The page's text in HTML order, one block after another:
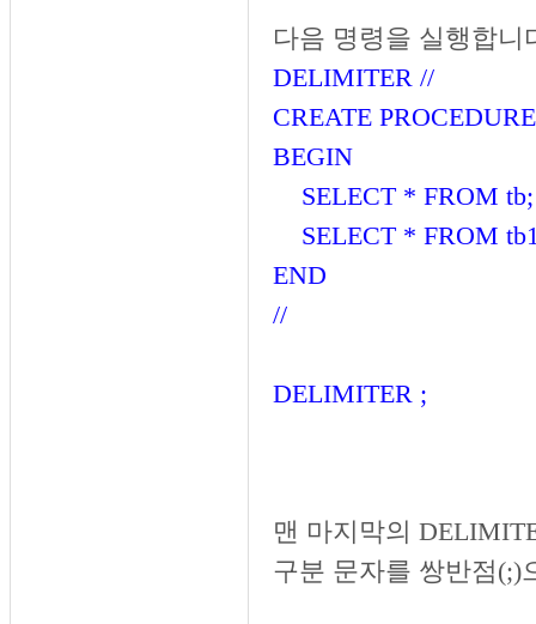
다음 명령을 실행합니
DELIMITER //
CREATE
BEGIN
SELECT * FROM tb;
SELECT * FROM
END
//
DELIMITER ;
맨 마지막의
구분 문자를 쌍반점(;)